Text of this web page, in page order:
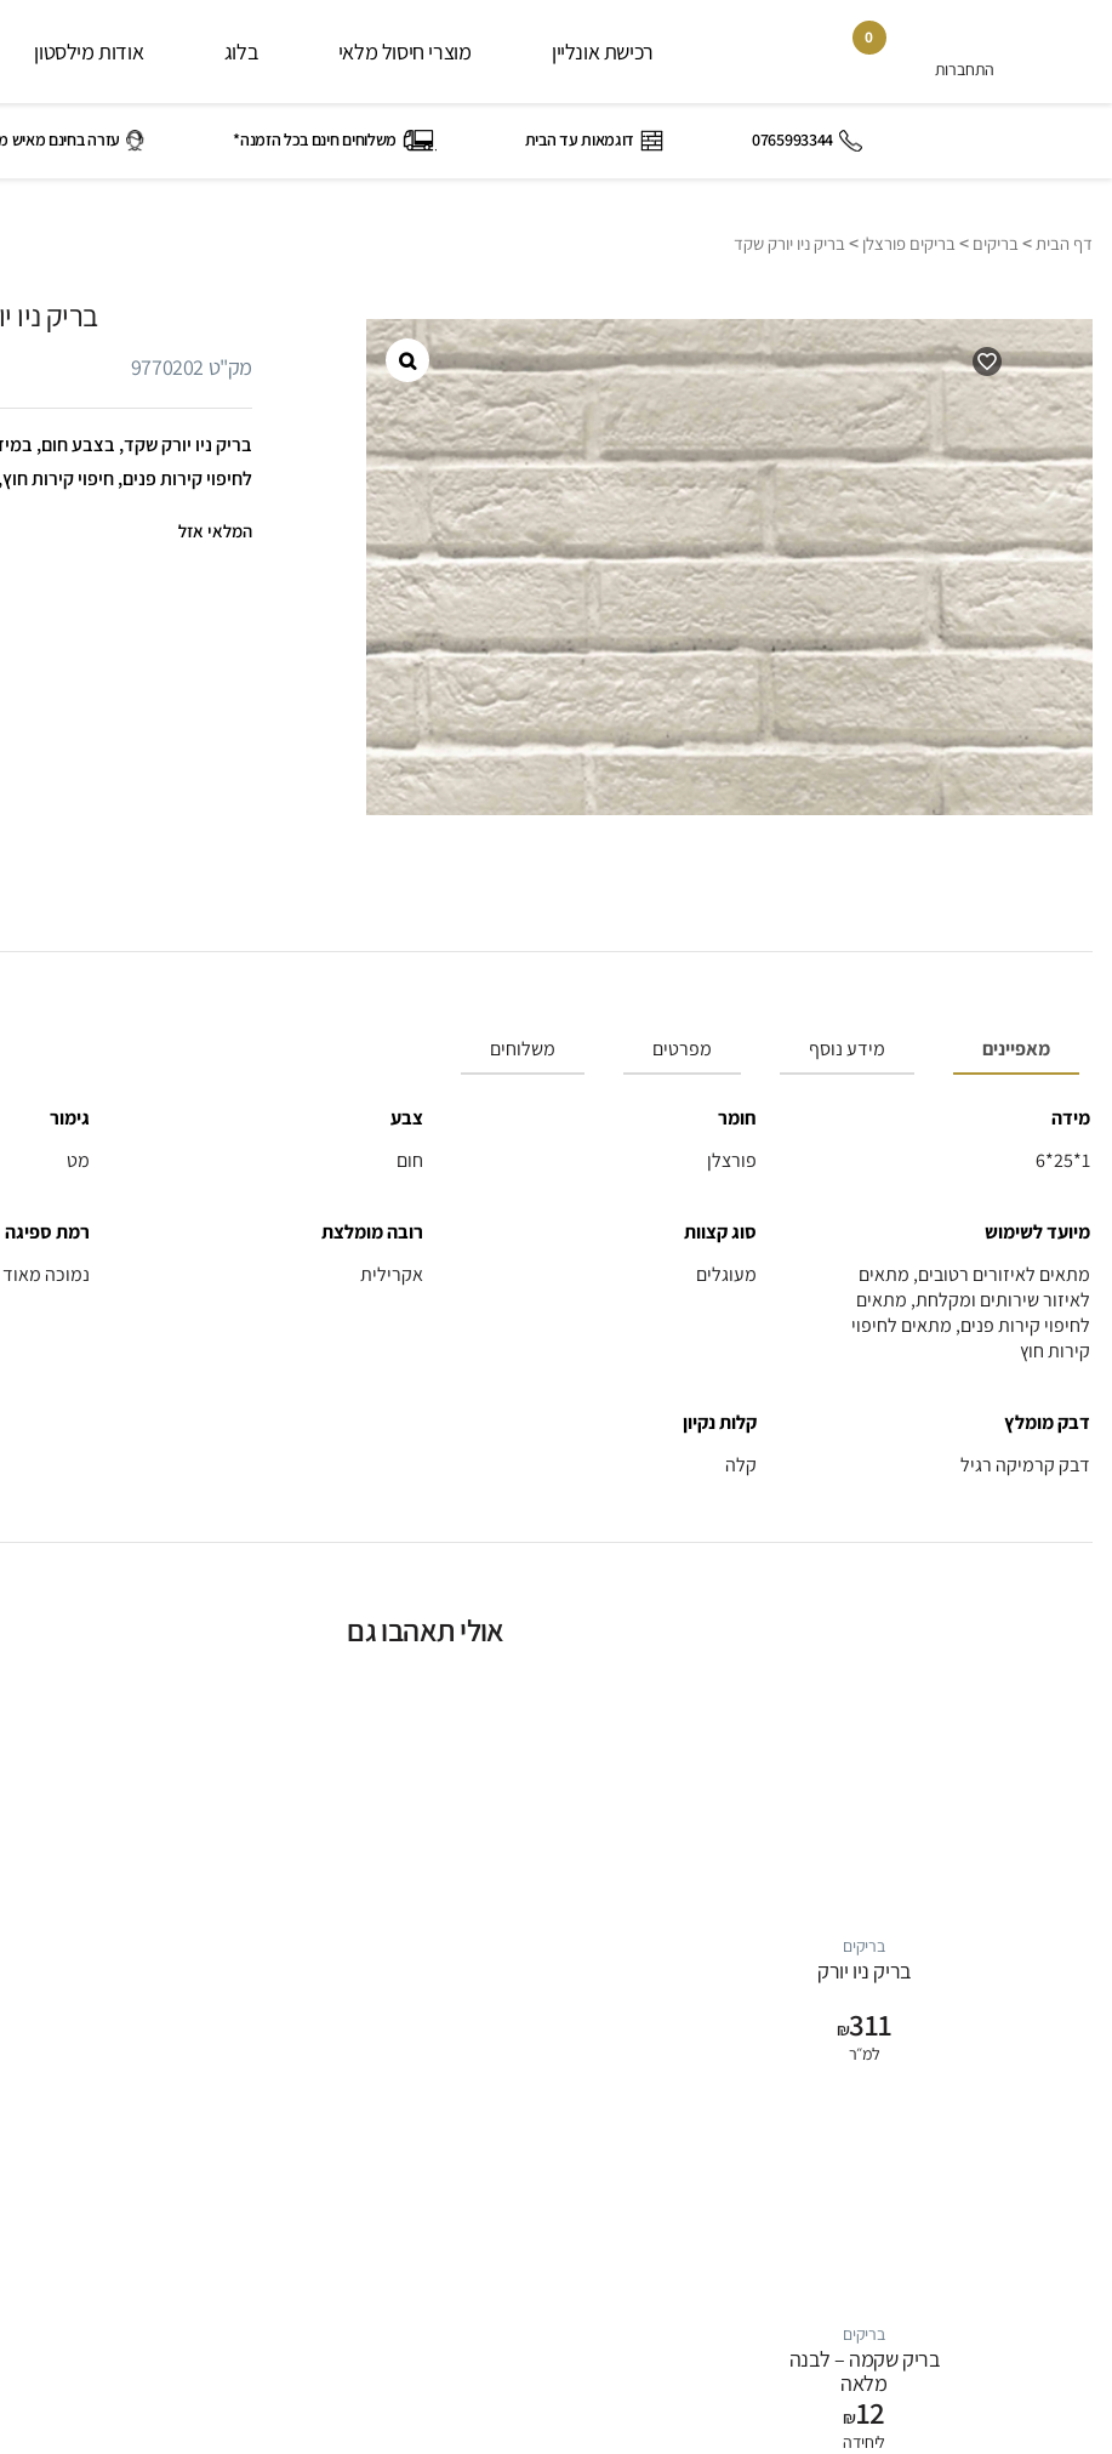
התחברות
0
רכישת אונליין מוצרי חיסול מלאי בלוג אודות מילסטון
0765993344 דוגמאות עד הבית משלוחים חינם בכל הזמנה* עזרה בחינם מאיש
דף הבית> בריקים > בריקים פורצלן > בריק ניו יורק שקד
בריק
מק"ט 9770202
לחיפוי קירות פנים, חיפוי קירות
המלאי אזל
מאפיינים מידע נוסף מפרטים משלוחים
מידה
6*25*1
חומר
פורצלן
צבע
חום
גימור
מט
מיועד לשימוש
מתאים לאיזורים רטובים, מתאים
לאיזור שירותים ומקלחת, מתאים
לחיפוי קירות פנים, מתאים לחיפוי
קירות חוץ
סוג קצוות
מעוגלים
רובה מומלצת
אקרילית
רמת ספיגה
נמוכה מאוד
דבק מומלץ
דבק קרמיקה רגיל
קלות נקיון
קלה
אולי תאהבו גם
בריקים
בריק ניו יורק
₪311
למ״ר
בריקים
בריק שקמה – לבנה
מלאה
18.8cm*8.8cm*4.8cm
₪12
ליחידה